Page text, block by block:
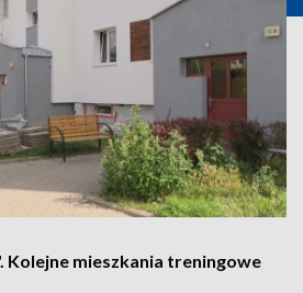
Kolejne mieszkania treningowe